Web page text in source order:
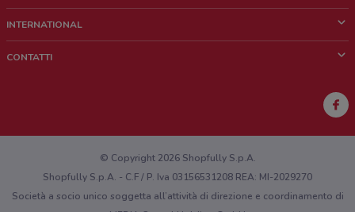
Chi siamo
Lavora con noi
Richieste commerciali e marketing
INTERNATIONAL
CONTATTI
Hai un malfunzionamento sul web o sull'app?
© Copyright 2026 Shopfully S.p.A.
Shopfully S.p.A. - C.F / P. Iva 03156531208 REA: MI-2029270
Società a socio unico soggetta all’attività di direzione e coordinamento di